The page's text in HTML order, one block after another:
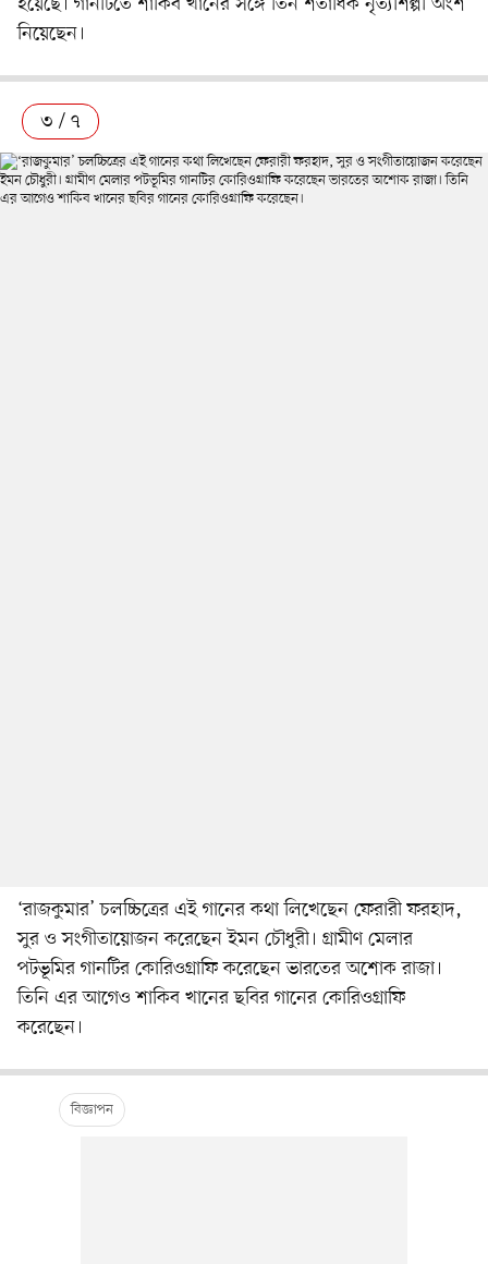
নিয়েছেন।
৩ / ৭
‘রাজকুমার’ চলচ্চিত্রের এই গানের কথা লিখেছেন ফেরারী ফরহাদ,
সুর ও সংগীতায়োজন করেছেন ইমন চৌধুরী। গ্রামীণ মেলার
পটভূমির গানটির কোরিওগ্রাফি করেছেন ভারতের অশোক রাজা।
তিনি এর আগেও শাকিব খানের ছবির গানের কোরিওগ্রাফি
করেছেন।